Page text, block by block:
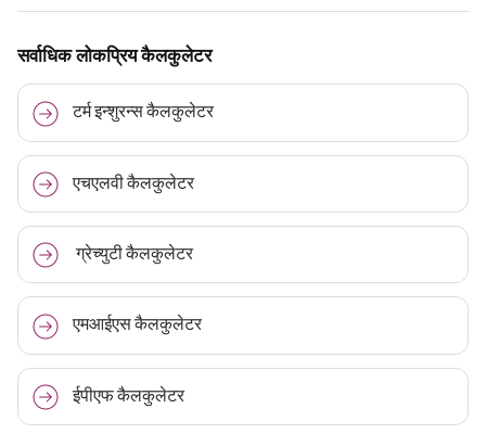
सर्वाधिक लोकप्रिय कैलकुलेटर
टर्म इन्शुरन्स कैलकुलेटर
एचएलवी कैलकुलेटर
ग्रेच्युटी कैलकुलेटर
एमआईएस कैलकुलेटर
ईपीएफ कैलकुलेटर